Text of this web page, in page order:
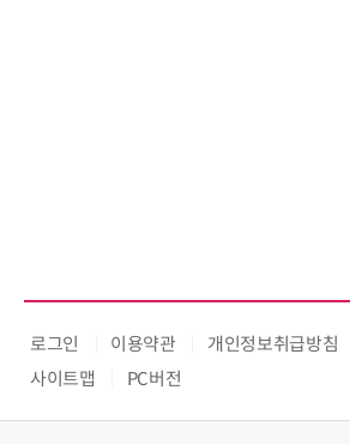
로그인 이용약관 개인정보취급방침
사이트맵
PC버전